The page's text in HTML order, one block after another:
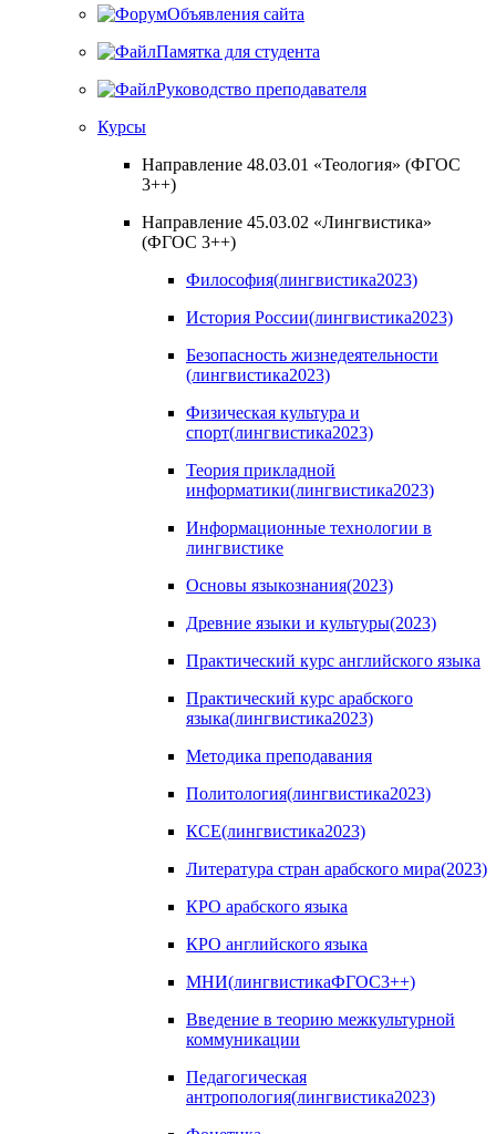
Объявления сайта
Памятка для студента
Руководство преподавателя
Курсы
Направление 48.03.01 «Теология» (ФГОС
3++)
Направление 45.03.02 «Лингвистика»
(ФГОС 3++)
Философия(лингвистика2023)
История России(лингвистика2023)
Безопасность жизнедеятельности
(лингвистика2023)
Физическая культура и
спорт(лингвистика2023)
Теория прикладной
информатики(лингвистика2023)
Информационные технологии в
лингвистике
Основы языкознания(2023)
Древние языки и культуры(2023)
Практический курс английского языка
Практический курс арабского
языка(лингвистика2023)
Методика преподавания
Политология(лингвистика2023)
КСЕ(лингвистика2023)
Литература стран арабского мира(2023)
КРО арабского языка
КРО английского языка
МНИ(лингвистикаФГОС3++)
Введение в теорию межкультурной
коммуникации
Педагогическая
антропология(лингвистика2023)